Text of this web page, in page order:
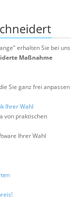
erhalten Sie bei uns
Maßnahme
Sie ganz frei anpassen
Ihrer Wahl
von praktischen
Ihrer Wahl